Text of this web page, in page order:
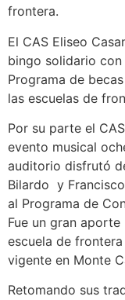
frontera.
El CAS Eliseo
bingo solidario
Programa de
las escuelas de
Por su parte el
evento musical
auditorio disfrutó
Bilardo y
al Programa de
Fue un gran
escuela de frontera
vigente en Monte
Retomando sus